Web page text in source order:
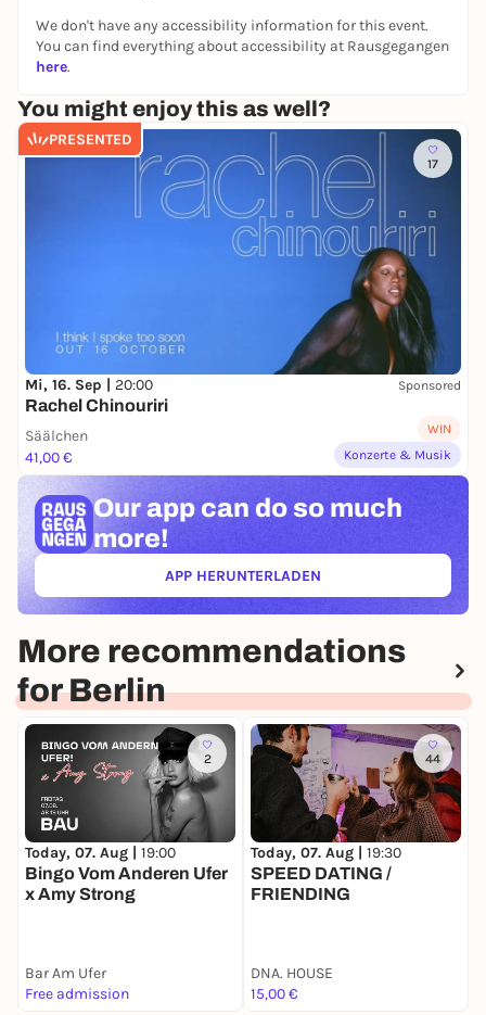
We don't have any accessibility information for this event.
You can find everything about accessibility at Rausgegangen
here.
You might enjoy this as well?
PRESENTED
17
Mi, 16. Sep | 20:00 Sponsored
Rachel Chinouriri
Säälchen
41,00 €
WIN
Konzerte & Musik
Our app can do so much
more!
APP HERUNTERLADEN(ÖFFNET IN NEUEM TAB)
More recommendations
for Berlin
2
Today, 07. Aug | 19:00
Bingo Vom Anderen Ufer
x Amy Strong
Bar Am Ufer
Free admission
44
Today, 07. Aug | 19:30
SPEED DATING /
FRIENDING
DNA. HOUSE
15,00 €